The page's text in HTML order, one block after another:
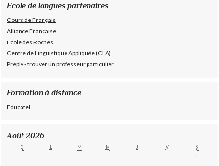
Ecole de langues partenaires
Cours de Français
Alliance Française
Ecole des Roches
Centre de Linguistique Appliquée (CLA)
Preply - trouver un professeur particulier
Formation à distance
Educatel
Août 2026
D L M M J V S
1